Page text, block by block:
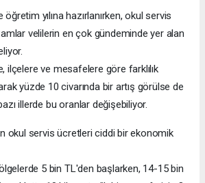
yılına hazırlanırken, okul servis
velilerin en çok gündeminde yer alan
ilçelere ve mesafelere göre farklılık
yüzde 10 civarında bir artış görülse de
illerde bu oranlar değişebiliyor.
okul servis ücretleri ciddi bir ekonomik
5 bin TL'den başlarken, 14-15 bin